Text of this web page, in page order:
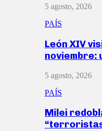
5 agosto, 2026
PAÍS
León XIV
noviembre:
5 agosto, 2026
PAÍS
Milei